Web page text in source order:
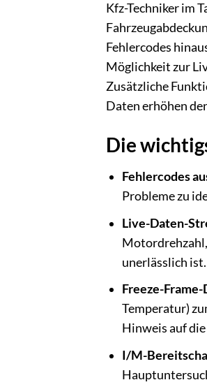
Kfz-Techniker im
Fehlercodes
Möglichkeit zur
Zusätzliche
Daten erhöhen
Die
Fehlercodes
Probleme zu
Live-Daten-
unerlässlich ist.
Freeze-
Temperatur)
Hinweis auf
I/M-